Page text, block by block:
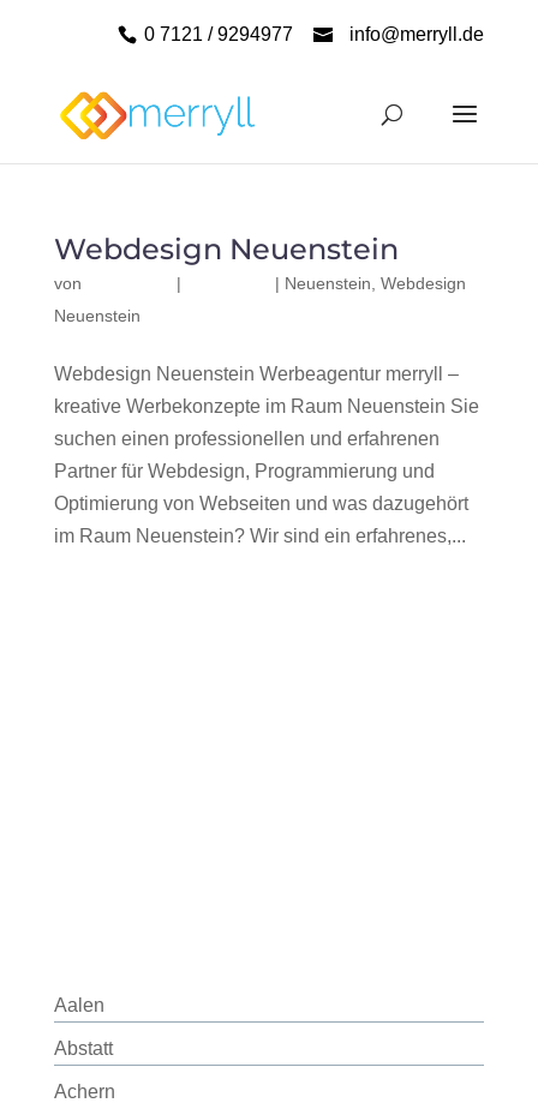
0 7121 / 9294977 info@merryll.de
Webdesign Neuenstein
von | | Neuenstein Webdesign
Neuenstein
Webdesign Neuenstein Werbeagentur merryll –
kreative Werbekonzepte im Raum Neuenstein Sie
suchen einen professionellen und erfahrenen
Partner für Webdesign, Programmierung und
Optimierung von Webseiten und was dazugehört
im Raum Neuenstein? Wir sind ein erfahrenes,...
Aalen
Abstatt
Achern